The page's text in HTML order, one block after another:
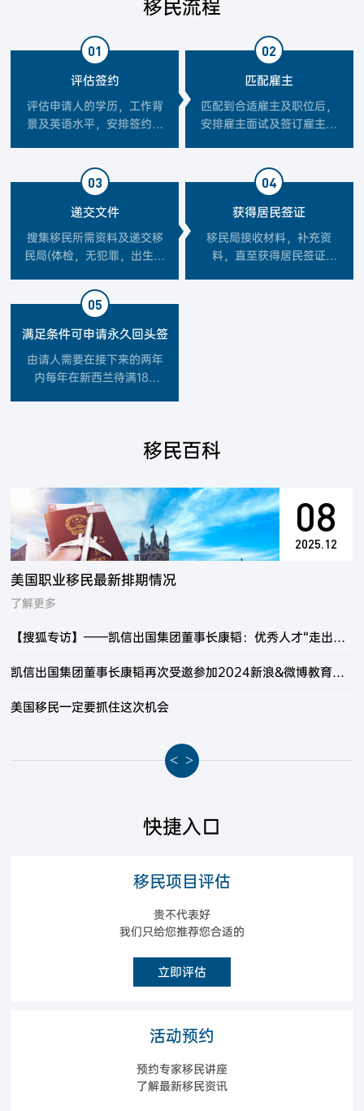
移民流程
01
评估签约
评估申请人的学历，工作背
景及英语水平，安排签约办
02
匹配雇主
匹配到合适雇主及职位后，
安排雇主面试及签订雇主合
03
递交文件
搜集移民所需资料及递交移
民局(体检，无犯罪，出生公
04
获得居民签证
移民局接收材料，补充资
料，直至获得居民签证
05
满足条件可申请永久回头签
由请人需要在接下来的两年
内每年在新西兰待满184
移民百科
08
2025.12
美国职业移民最新排期情况
了解更多
【搜狐专访】——凯信出国集团董事长康韬：优秀人才“走出去”“引进来” 并重是未来工作创新的方向
凯信出国集团董事长康韬再次受邀参加2024新浪&微博教育盛典
美国移民一定要抓住这次机会
< >
快捷入口
移民项目评估
贵不代表好
我们只给您推荐您合适的
立即评估
活动预约
预约专家移民讲座
了解最新移民资讯